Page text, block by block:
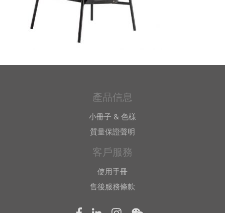
產品信息
小冊子 & 色樣
質量保證聲明
客戶服務
使用手冊
售後服務條款